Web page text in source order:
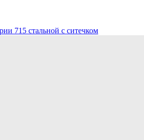
715 стальной с ситечком